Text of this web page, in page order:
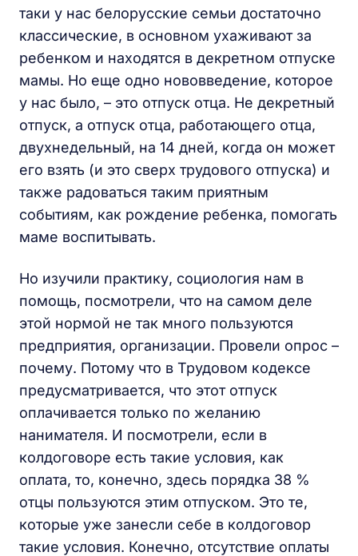
таки у нас белорусские семьи достаточно
классические, в основном ухаживают за
ребенком и находятся в декретном отпуске
мамы. Но еще одно нововведение, которое
у нас было, – это отпуск отца. Не декретный
отпуск, а отпуск отца, работающего отца,
двухнедельный, на 14 дней, когда он может
его взять (и это сверх трудового отпуска) и
также радоваться таким приятным
событиям, как рождение ребенка, помогать
маме воспитывать.
Но изучили практику, социология нам в
помощь, посмотрели, что на самом деле
этой нормой не так много пользуются
предприятия, организации. Провели опрос –
почему. Потому что в Трудовом кодексе
предусматривается, что этот отпуск
оплачивается только по желанию
нанимателя. И посмотрели, если в
колдоговоре есть такие условия, как
оплата, то, конечно, здесь порядка 38 %
отцы пользуются этим отпуском. Это те,
которые уже занесли себе в колдоговор
такие условия. Конечно, отсутствие оплаты